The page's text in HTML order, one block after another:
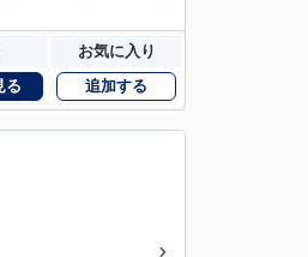
お気に入り
る 追加する